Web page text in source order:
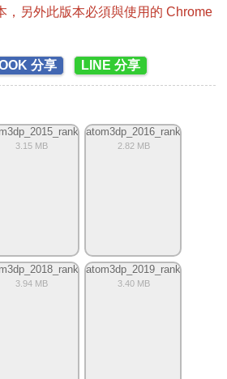
，另外此版本必須與使用的 Chrome
分享 LINE 分享
3.15 MB
atom3dp_2016_rank
2.82 MB
3.94 MB
atom3dp_2019_rank
3.40 MB